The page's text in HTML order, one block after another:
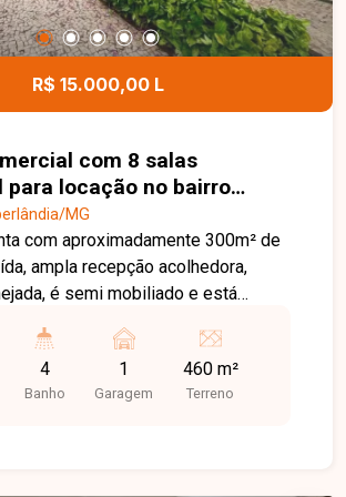
conhecer este excelente imóvel.
R$ 15.000,00 L
com 8 salas
para locação no bairro
MG
MG
com aproximadamente 300m² de
ampla recepção acolhedora,
é semi mobiliado e está
ou consultórios, depósito
banheiros, proporcionando uma
para diferentes segmentos
4
Banho
1
Garagem
460 m²
Terreno